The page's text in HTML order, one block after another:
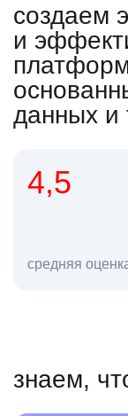
создаем
и
данных и
4,5
средняя
знаем,